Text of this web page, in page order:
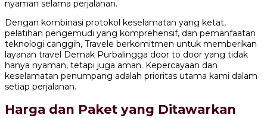
nyaman selama perjalanan.
Dengan kombinasi protokol keselamatan yang ketat,
pelatihan pengemudi yang komprehensif, dan pemanfaatan
teknologi canggih, Travele berkomitmen untuk memberikan
layanan travel Demak Purbalingga door to door yang tidak
hanya nyaman, tetapi juga aman. Kepercayaan dan
keselamatan penumpang adalah prioritas utama kami dalam
setiap perjalanan.
Harga dan Paket yang Ditawarkan